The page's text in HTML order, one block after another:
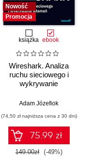
Nowość
Promocja
książka ebook
Wireshark. Analiza
ruchu sieciowego i
wykrywanie
Adam Józefiok
(74,50 zł najniższa cena z 30 dni)
75.99 zł
149.00zł (-49%)